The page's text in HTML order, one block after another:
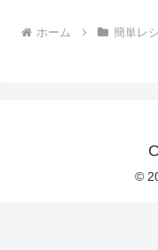
ホーム 簡単レ
©